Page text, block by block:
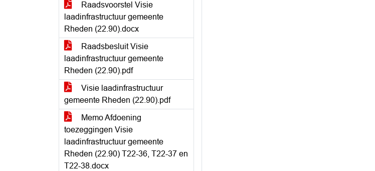
Raadsvoorstel Visie
laadinfrastructuur gemeente
Rheden (22.90).docx
Raadsbesluit Visie
laadinfrastructuur gemeente
Rheden (22.90).pdf
Visie laadinfrastructuur
gemeente Rheden (22.90).pdf
Memo Afdoening
toezeggingen Visie
laadinfrastructuur gemeente
Rheden (22.90) T22-36, T22-37 en
T22-38.docx